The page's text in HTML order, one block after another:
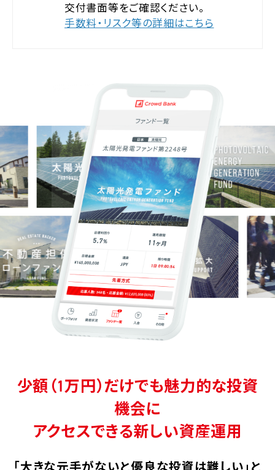
交付書面等をご確認ください。
手数料・リスク等の詳細はこちら
少額（1万円）だけでも魅力的な投資
機会に
アクセスできる新しい資産運用